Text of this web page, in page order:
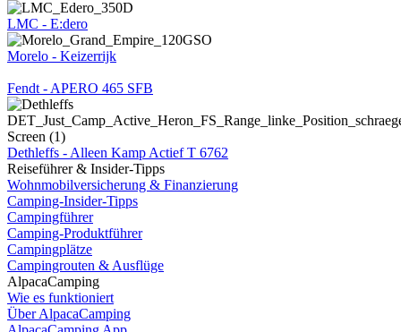
LMC - E:dero
Morelo - Keizerrijk
Fendt - APERO 465 SFB
Dethleffs - Alleen Kamp Actief T 6762
Reiseführer & Insider-Tipps
Wohnmobilversicherung & Finanzierung
Camping-Insider-Tipps
Campingführer
Camping-Produktführer
Campingplätze
Campingrouten & Ausflüge
AlpacaCamping
Wie es funktioniert
Über AlpacaCamping